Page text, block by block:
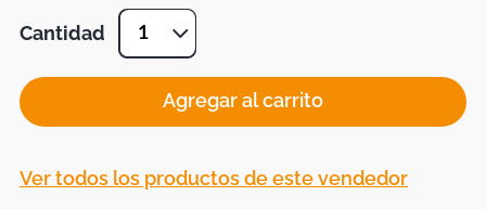
Cantidad 1
Agregar al carrito
Ver todos los productos de este vendedor